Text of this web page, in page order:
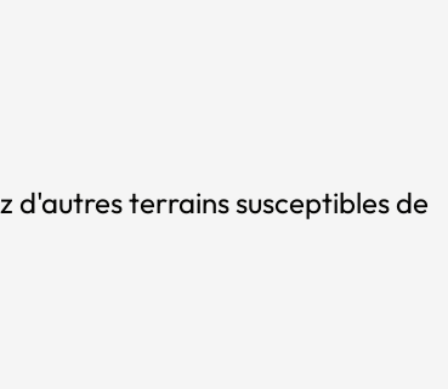
d'autres terrains susceptibles de